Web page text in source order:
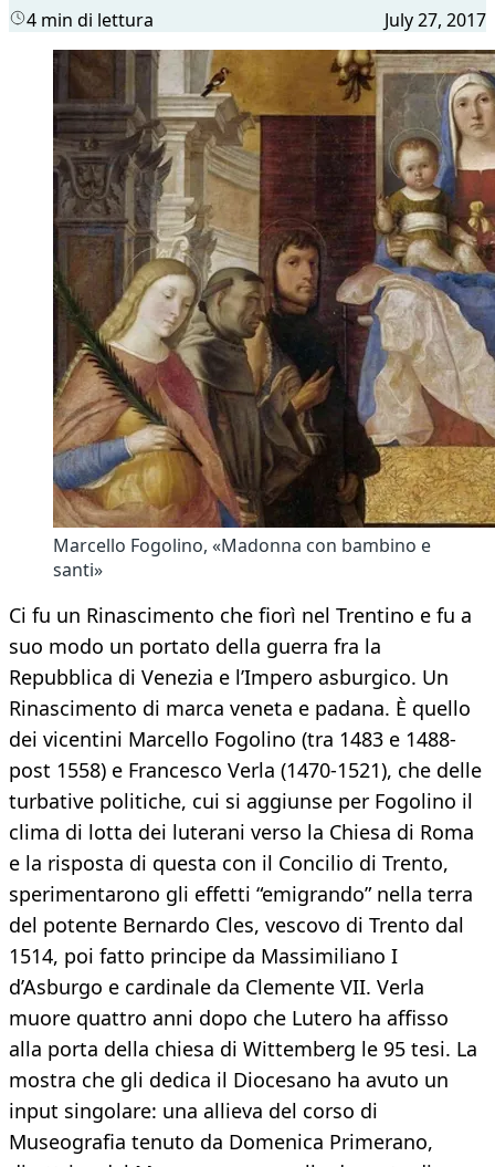
4 min di lettura July 27, 2017
Marcello Fogolino, «Madonna con bambino e
santi»
Ci fu un Rinascimento che fiorì nel Trentino e fu a
suo modo un portato della guerra fra la
Repubblica di Venezia e l’Impero asburgico. Un
Rinascimento di marca veneta e padana. È quello
dei vicentini Marcello Fogolino (tra 1483 e 1488-
post 1558) e Francesco Verla (1470-1521), che delle
turbative politiche, cui si aggiunse per Fogolino il
clima di lotta dei luterani verso la Chiesa di Roma
e la risposta di questa con il Concilio di Trento,
sperimentarono gli effetti “emigrando” nella terra
del potente Bernardo Cles, vescovo di Trento dal
1514, poi fatto principe da Massimiliano I
d’Asburgo e cardinale da Clemente VII. Verla
muore quattro anni dopo che Lutero ha affisso
alla porta della chiesa di Wittemberg le 95 tesi. La
mostra che gli dedica il Diocesano ha avuto un
input singolare: una allieva del corso di
Museografia tenuto da Domenica Primerano,